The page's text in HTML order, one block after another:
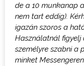
de a 10 munkanap
nem tart eddig).
igazán szoros a
Használatnál figyelj
személyre szabni a
minket M